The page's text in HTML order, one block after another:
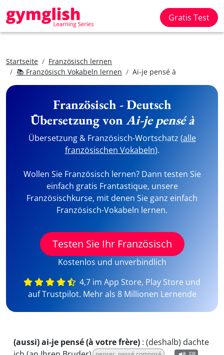
Gratis Test
Startseite
Französisch lernen
📚 Französisch Vokabeln lernen
Ai-je pensé à
Französisch - Deutsch
Übersetzung vonAi-je pensé à
Übersetzung & Französisch-Wortschatz (alle
französischen Vokabeln).
Wollen Sie Französisch lernen? Dann testen Sie
einfach gratis Frantastique, unsere
Französischkurse, mit denen Sie ganz einfach
Französisch-Vokabeln lernen.
Testen Sie Ihr Französisch
Kostenlos und unverbindlich
4,7 im App Store, Play Store und
auf Trustpilot. Mehr als 8 Millionen Lernende
(aussi) ai-je pensé (à votre frère) : (deshalb) dachte